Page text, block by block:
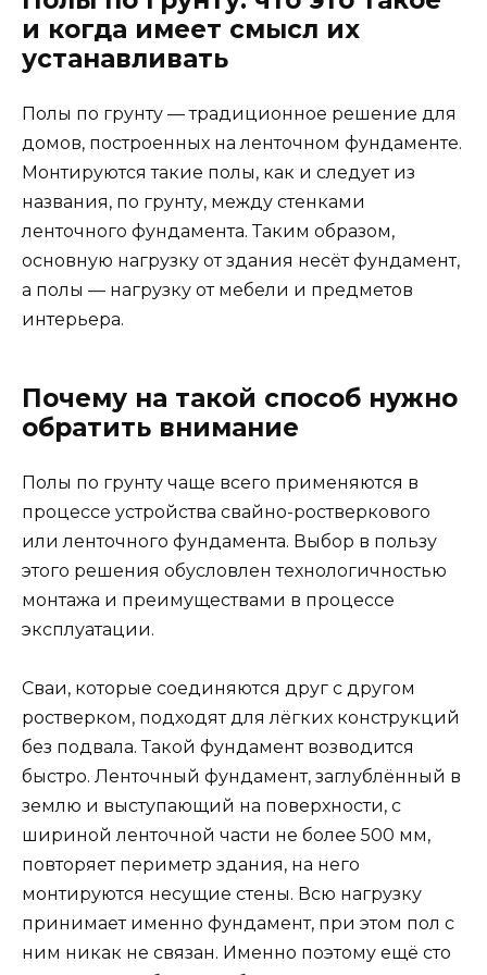
и когда имеет смысл их
устанавливать
Полы по грунту — традиционное решение для
домов, построенных на ленточном фундаменте.
Монтируются такие полы, как и следует из
названия, по грунту, между стенками
ленточного фундамента. Таким образом,
основную нагрузку от здания несёт фундамент,
а полы — нагрузку от мебели и предметов
интерьера.
Почему на такой способ нужно
обратить внимание
Полы по грунту чаще всего применяются в
процессе устройства свайно-ростверкового
или ленточного фундамента. Выбор в пользу
этого решения обусловлен технологичностью
монтажа и преимуществами в процессе
эксплуатации.
Сваи, которые соединяются друг с другом
ростверком, подходят для лёгких конструкций
без подвала. Такой фундамент возводится
быстро. Ленточный фундамент, заглублённый в
землю и выступающий на поверхности, с
шириной ленточной части не более 500 мм,
повторяет периметр здания, на него
монтируются несущие стены. Всю нагрузку
принимает именно фундамент, при этом пол с
ним никак не связан. Именно поэтому ещё сто